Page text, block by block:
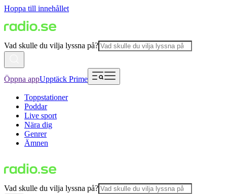
Hoppa till innehållet
Vad skulle du vilja lyssna på?
Öppna appUpptäck Prime
Toppstationer
Poddar
Live sport
Nära dig
Genrer
Ämnen
Vad skulle du vilja lyssna på?